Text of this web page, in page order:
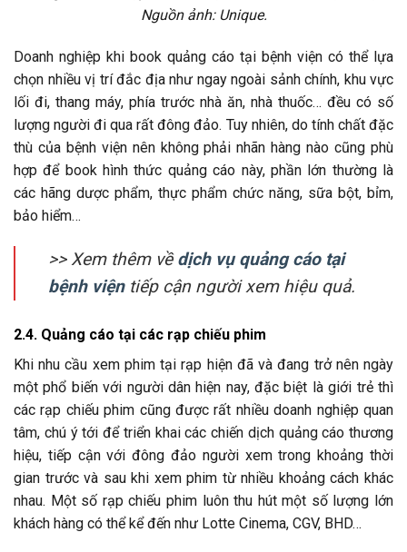
Nguồn ảnh: Unique.
Doanh nghiệp khi book quảng cáo tại bệnh viện có thể lựa
chọn nhiều vị trí đắc địa như ngay ngoài sảnh chính, khu vực
lối đi, thang máy, phía trước nhà ăn, nhà thuốc… đều có số
lượng người đi qua rất đông đảo. Tuy nhiên, do tính chất đặc
thù của bệnh viện nên không phải nhãn hàng nào cũng phù
hợp để book hình thức quảng cáo này, phần lớn thường là
các hãng dược phẩm, thực phẩm chức năng, sữa bột, bỉm,
bảo hiểm…
>> Xem thêm vềdịch vụ quảng cáo tại
bệnh việntiếp cận người xem hiệu quả.
2.4. Quảng cáo tại các rạp chiếu phim
Khi nhu cầu xem phim tại rạp hiện đã và đang trở nên ngày
một phổ biến với người dân hiện nay, đặc biệt là giới trẻ thì
các rạp chiếu phim cũng được rất nhiều doanh nghiệp quan
tâm, chú ý tới để triển khai các chiến dịch quảng cáo thương
hiệu, tiếp cận với đông đảo người xem trong khoảng thời
gian trước và sau khi xem phim từ nhiều khoảng cách khác
nhau. Một số rạp chiếu phim luôn thu hút một số lượng lớn
khách hàng có thể kể đến như Lotte Cinema, CGV, BHD…